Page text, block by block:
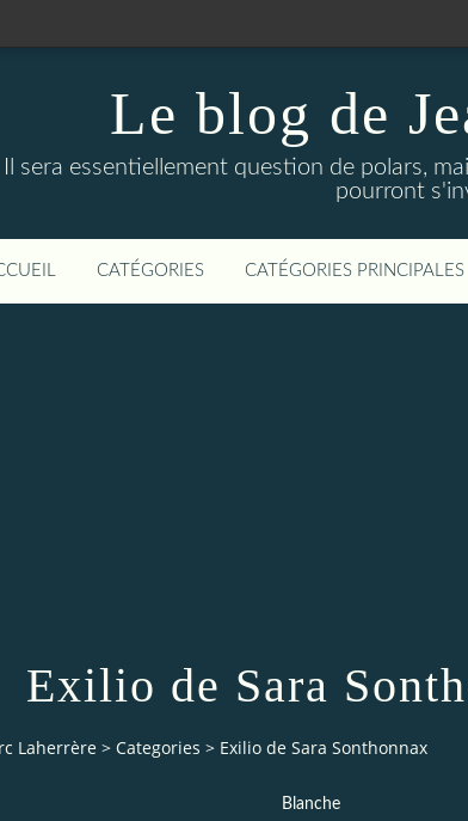
Le blog de
Il sera essentiellement question de polars,
pourront
CATÉGORIES CATÉGORIES PRINCIPALES
Exilio de Sara
Laherrère > Categories > Exilio de Sara Sonthonnax
Blanche